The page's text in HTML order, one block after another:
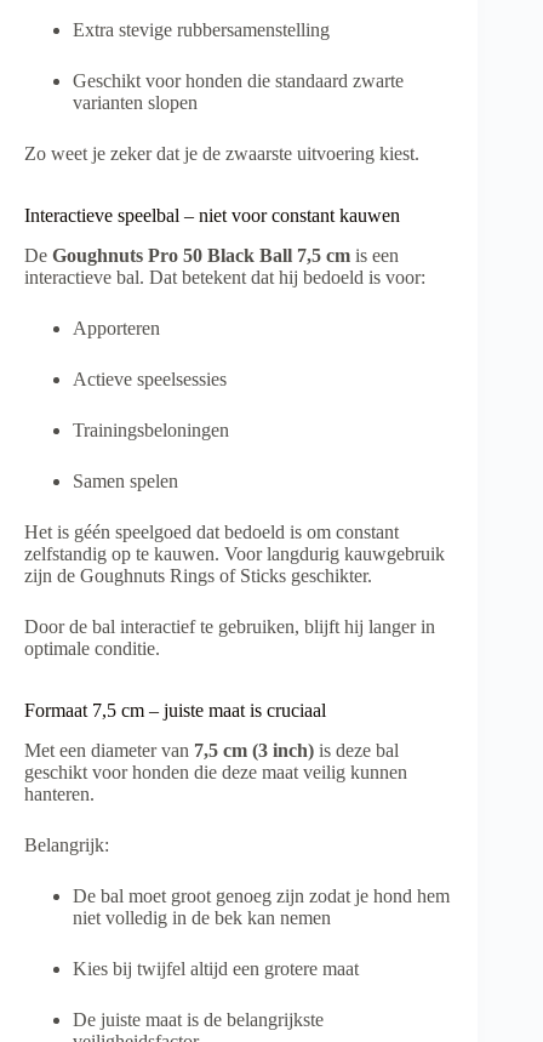
Extra stevige rubbersamenstelling
Geschikt voor honden die standaard zwarte
varianten slopen
Zo weet je zeker dat je de zwaarste uitvoering kiest.
Interactieve speelbal – niet voor constant kauwen
De Goughnuts Pro 50 Black Ball 7,5 cm is een
interactieve bal. Dat betekent dat hij bedoeld is voor:
Apporteren
Actieve speelsessies
Trainingsbeloningen
Samen spelen
Het is géén speelgoed dat bedoeld is om constant
zelfstandig op te kauwen. Voor langdurig kauwgebruik
zijn de Goughnuts Rings of Sticks geschikter.
Door de bal interactief te gebruiken, blijft hij langer in
optimale conditie.
Formaat 7,5 cm – juiste maat is cruciaal
Met een diameter van 7,5 cm (3 inch) is deze bal
geschikt voor honden die deze maat veilig kunnen
hanteren.
Belangrijk:
De bal moet groot genoeg zijn zodat je hond hem
niet volledig in de bek kan nemen
Kies bij twijfel altijd een grotere maat
De juiste maat is de belangrijkste